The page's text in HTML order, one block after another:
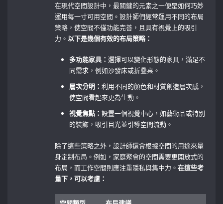
在現代空間設計中，最關鍵的元素之一便是如何巧妙
運用每一寸可用空間。設計師們經常運用不同的布局
策略，使空間不僅功能完善，且具有視覺上的吸引
力。以下是幾個有效的布局策略：
多功能家具：選擇可以變化形態的家具，滿足不
同需求，例如沙發床或折疊桌。
層次分明：利用不同的顏色和材質創造層次感，
使空間看起來更為生動。
視覺焦點：設置一個視覺中心，如藝術品或特別
的裝飾，吸引目光並引導空間流動。
除了這些策略之外，設計師還會根據空間的用途來量
身定制布局。例如，家庭聚會的空間需要更開放式的
布局，而工作空間則應注重隱私與集中力。在這些考
量下，可以考慮：